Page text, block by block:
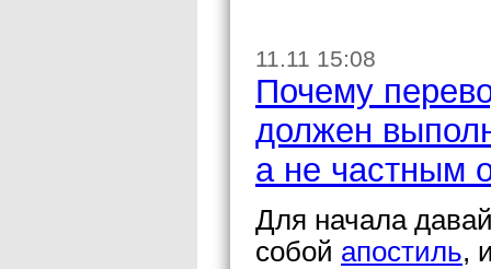
11.11 15:08
Почему
должен
а не частным
Для начала
собой апостиль,